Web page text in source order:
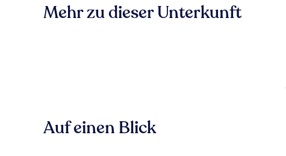
Mehr zu dieser Unterkunft
Auf einen Blick